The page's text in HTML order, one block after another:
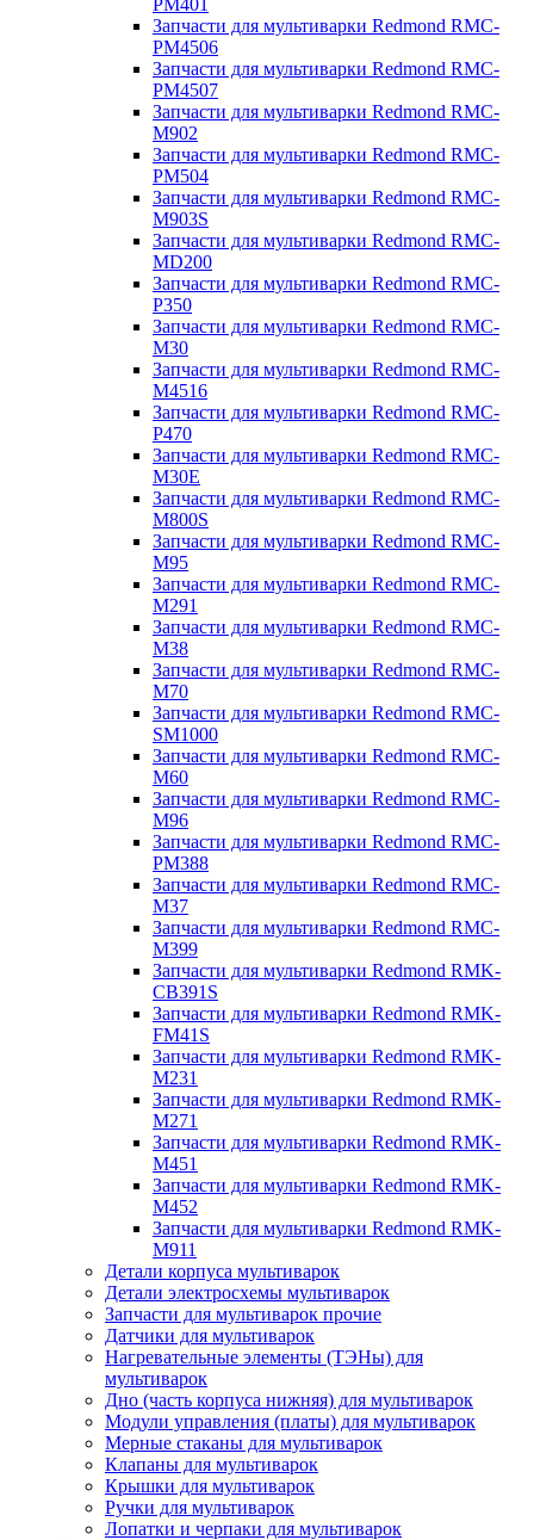
PM401
Запчасти для мультиварки Redmond RMC-
PM4506
Запчасти для мультиварки Redmond RMC-
PM4507
Запчасти для мультиварки Redmond RMC-
M902
Запчасти для мультиварки Redmond RMC-
PM504
Запчасти для мультиварки Redmond RMC-
M903S
Запчасти для мультиварки Redmond RMC-
MD200
Запчасти для мультиварки Redmond RMC-
P350
Запчасти для мультиварки Redmond RMC-
M30
Запчасти для мультиварки Redmond RMC-
M4516
Запчасти для мультиварки Redmond RMC-
P470
Запчасти для мультиварки Redmond RMC-
M30E
Запчасти для мультиварки Redmond RMC-
M800S
Запчасти для мультиварки Redmond RMC-
M95
Запчасти для мультиварки Redmond RMC-
M291
Запчасти для мультиварки Redmond RMC-
M38
Запчасти для мультиварки Redmond RMC-
M70
Запчасти для мультиварки Redmond RMC-
SM1000
Запчасти для мультиварки Redmond RMC-
M60
Запчасти для мультиварки Redmond RMC-
M96
Запчасти для мультиварки Redmond RMC-
PM388
Запчасти для мультиварки Redmond RMC-
M37
Запчасти для мультиварки Redmond RMC-
M399
Запчасти для мультиварки Redmond RMK-
CB391S
Запчасти для мультиварки Redmond RMK-
FM41S
Запчасти для мультиварки Redmond RMK-
M231
Запчасти для мультиварки Redmond RMK-
M271
Запчасти для мультиварки Redmond RMK-
M451
Запчасти для мультиварки Redmond RMK-
M452
Запчасти для мультиварки Redmond RMK-
M911
Детали корпуса мультиварок
Детали электросхемы мультиварок
Запчасти для мультиварок прочие
Датчики для мультиварок
Нагревательные элементы (ТЭНы) для
мультиварок
Дно (часть корпуса нижняя) для мультиварок
Модули управления (платы) для мультиварок
Мерные стаканы для мультиварок
Клапаны для мультиварок
Крышки для мультиварок
Ручки для мультиварок
Лопатки и черпаки для мультиварок